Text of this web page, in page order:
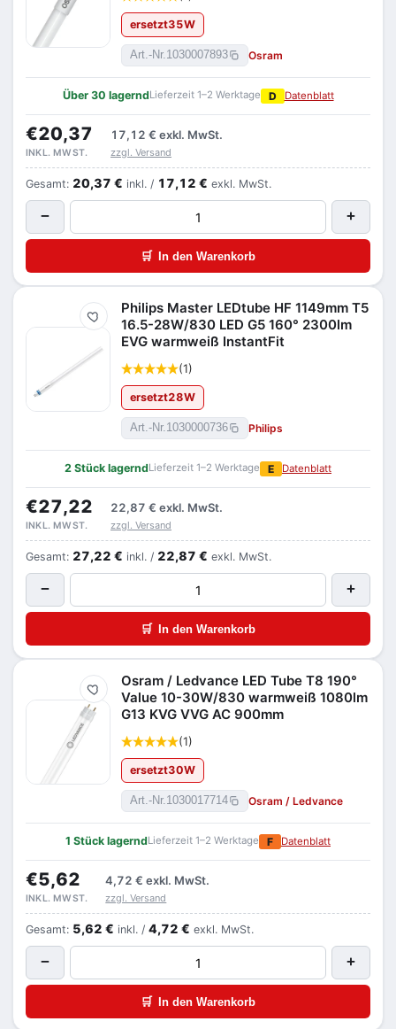
ersetzt35W
Art.-Nr.1030007893 Osram
Über 30 lagerndLieferzeit 1–2 Werktage D Datenblatt
€20,37 17,12 € exkl. MwSt.
INKL. MWST. zzgl. Versand
Gesamt: 20,37 € inkl. / 17,12 € exkl. MwSt.
− +
🛒 In den Warenkorb
Merken
Philips Master LEDtube HF 1149mm T5
16.5-28W/830 LED G5 160° 2300lm
EVG warmweiß InstantFit
(1)
ersetzt28W
Art.-Nr.1030000736 Philips
2 Stück lagerndLieferzeit 1–2 Werktage E Datenblatt
€27,22 22,87 € exkl. MwSt.
INKL. MWST. zzgl. Versand
Gesamt: 27,22 € inkl. / 22,87 € exkl. MwSt.
− +
🛒 In den Warenkorb
Merken
Osram / Ledvance LED Tube T8 190°
Value 10-30W/830 warmweiß 1080lm
G13 KVG VVG AC 900mm
(1)
ersetzt30W
Art.-Nr.1030017714 Osram / Ledvance
1 Stück lagerndLieferzeit 1–2 Werktage F Datenblatt
€5,62 4,72 € exkl. MwSt.
INKL. MWST. zzgl. Versand
Gesamt: 5,62 € inkl. / 4,72 € exkl. MwSt.
− +
🛒 In den Warenkorb